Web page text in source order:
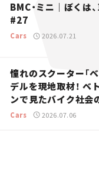
BMC・ミニ｜ぼくは
#27
Cars 2026.07.21
憧れのスクーター「
デルを現地取材！ ベ
ンで見たバイク社会
Cars 2026.07.06